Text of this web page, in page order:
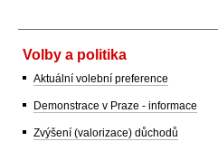
Volby a politika
Aktuální volební preference
Demonstrace v Praze - informace
Zvýšení (valorizace) důchodů